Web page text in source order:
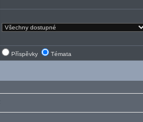
Příspěvky Témata